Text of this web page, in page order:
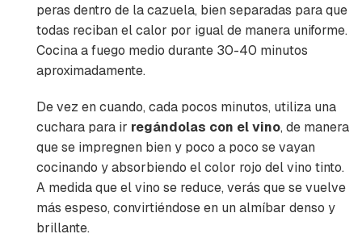
Guardar como favorito
Para poder guardar como favorito, primero has
de iniciar sesión con tu cuenta de Cocinatis.
INICIAR SESIÓN CANCELAR
peras dentro de la cazuela, bien separadas para que
todas reciban el calor por igual de manera uniforme.
Cocina a fuego medio durante 30-40 minutos
aproximadamente.
De vez en cuando, cada pocos minutos, utiliza una
cuchara para ir regándolas con el vino, de manera
que se impregnen bien y poco a poco se vayan
cocinando y absorbiendo el color rojo del vino tinto.
A medida que el vino se reduce, verás que se vuelve
más espeso, convirtiéndose en un almíbar denso y
brillante.
Gracias por suscribirte a nuestro boletín.
ACEPTAR